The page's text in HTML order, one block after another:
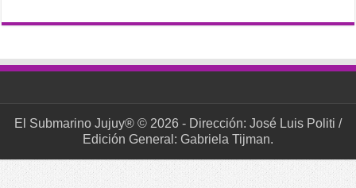
El Submarino Jujuy® © 2026 - Dirección: José Luis Politi /
Edición General: Gabriela Tijman.